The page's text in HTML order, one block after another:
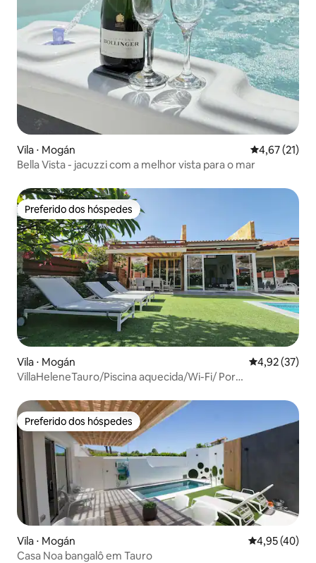
Vila ⋅ Mogán 4,67 de uma
4,67 (21)
Bella Vista - jacuzzi com a melhor vista para o mar
Preferido dos hóspedes
Preferido dos hóspedes
Vila ⋅ Mogán 4,92 de uma
4,92 (37)
VillaHeleneTauro/Piscina aquecida/Wi-Fi/ Por
Preferido dos hóspedes
Preferido dos hóspedes
Vila ⋅ Mogán 4,95 de uma
4,95 (40)
Casa Noa bangalô em Tauro